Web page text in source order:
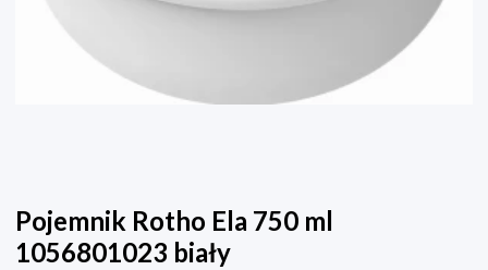
Pojemnik Rotho Ela 750 ml
1056801023 biały